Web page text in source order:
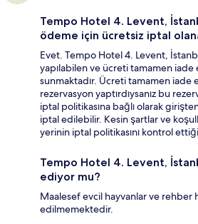
Tempo Hotel 4. Levent,
ödeme için ücretsiz iptal
Evet. Tempo Hotel 4. Levent,
yapılabilen ve ücreti tamamen
sunmaktadır. Ücreti tamamen iade
rezervasyon yaptırdıysanız bu
iptal politikasına bağlı olarak
iptal edilebilir. Kesin şartlar ve
yerinin iptal politikasını kontrol
Tempo Hotel 4. Levent,
ediyor mu?
Maalesef evcil hayvanlar ve rehber
edilmemektedir.